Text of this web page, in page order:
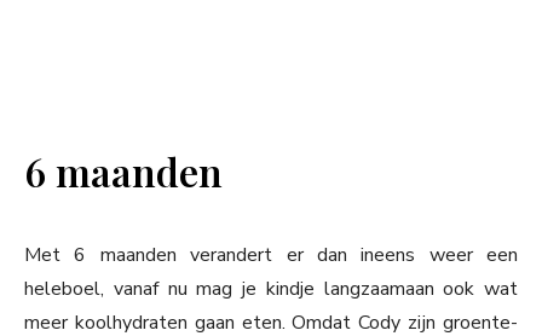
6 maanden
Met 6 maanden verandert er dan ineens weer een
heleboel, vanaf nu mag je kindje langzaamaan ook wat
meer koolhydraten gaan eten. Omdat Cody zijn groente-